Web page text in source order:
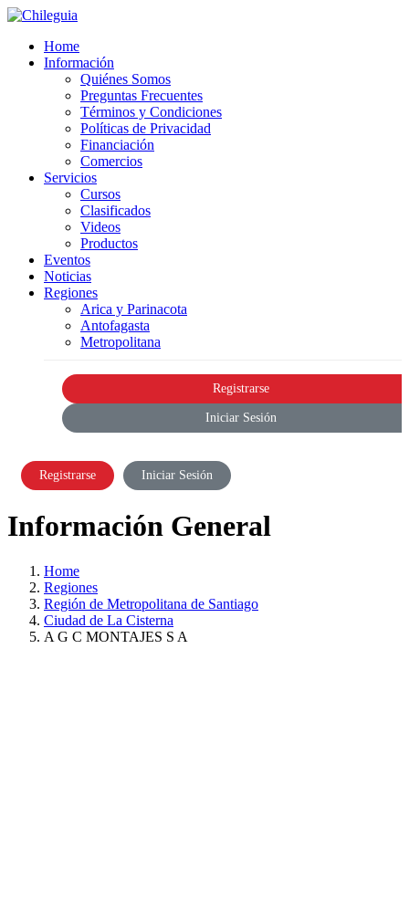
Home
Información
Quiénes Somos
Preguntas Frecuentes
Términos y Condiciones
Políticas de Privacidad
Financiación
Comercios
Servicios
Cursos
Clasificados
Videos
Productos
Eventos
Noticias
Regiones
Arica y Parinacota
Antofagasta
Metropolitana
Registrarse
Iniciar Sesión
Registrarse Iniciar Sesión
Información General
Home
Regiones
Región de Metropolitana de Santiago
Ciudad de La Cisterna
A G C MONTAJES S A